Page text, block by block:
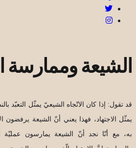
الشيعة وممارسة
قد تقول: إذا كان الاتّجاه الشيعيّ يمثّل التعبّد
يمثّل الاجتهاد، فهذا يعني أنّ الشيعة يرفضون
به، مع أنّا نجد أنّ الشيعة يمارسون عمليّة